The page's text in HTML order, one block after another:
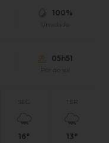
100%
Umidade
05h51
Pôr do sol
SEG
16°
TER
13°